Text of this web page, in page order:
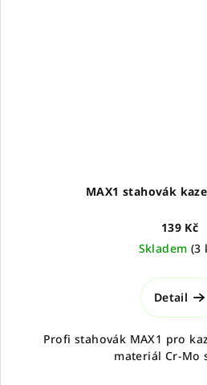
MAX1 stahovák
139 Kč
Skladem (3
Detail
Profi stahovák MAX1 pro
materiál Cr-Mo